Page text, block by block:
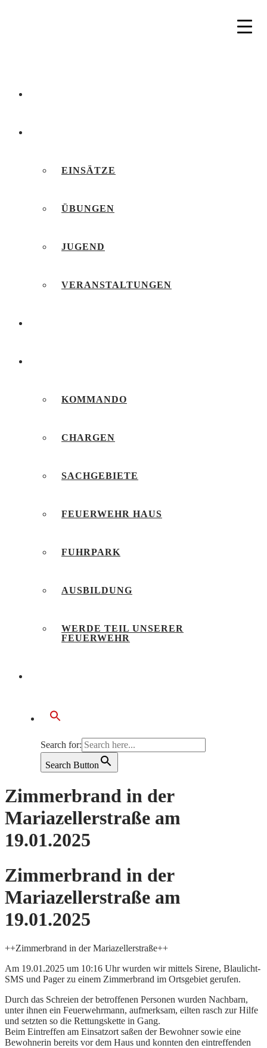
EINSÄTZE
ÜBUNGEN
JUGEND
VERANSTALTUNGEN
KOMMANDO
CHARGEN
SACHGEBIETE
FEUERWEHR HAUS
FUHRPARK
AUSBILDUNG
WERDE TEIL UNSERER
FEUERWEHR
Search for:
Search Button
Zimmerbrand in der
Mariazellerstraße am
19.01.2025
Zimmerbrand in der
Mariazellerstraße am
19.01.2025
++Zimmerbrand in der Mariazellerstraße++
Am 19.01.2025 um 10:16 Uhr wurden wir mittels Sirene, Blaulicht-
SMS und Pager zu einem Zimmerbrand im Ortsgebiet gerufen.
Durch das Schreien der betroffenen Personen wurden Nachbarn,
unter ihnen ein Feuerwehrmann, aufmerksam, eilten rasch zur Hilfe
und setzten so die Rettungskette in Gang.
Beim Eintreffen am Einsatzort saßen der Bewohner sowie eine
Bewohnerin bereits vor dem Haus und konnten den eintreffenden